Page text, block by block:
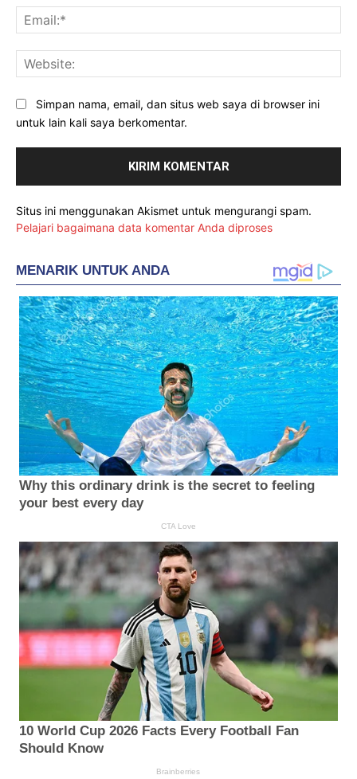
Simpan nama, email, dan situs web saya di browser ini
untuk lain kali saya berkomentar.
Situs ini menggunakan Akismet untuk mengurangi spam.
Pelajari bagaimana data komentar Anda diproses